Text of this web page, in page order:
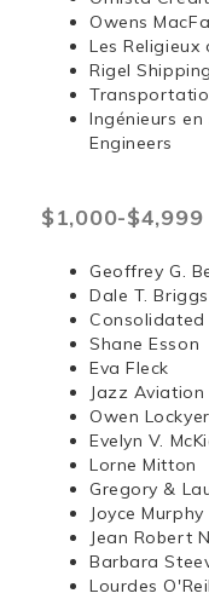
Owens
Les Religieux
Rigel
Ingénieurs
Engineers
$1,000-$4,999
Geoffrey G.
Dale T. Briggs
Shane Esson
Eva Fleck
Jazz Aviation
Owen Lockyer
Evelyn V.
Lorne Mitton
Gregory &
Joyce Murphy
Jean Robert
Barbara
Lourdes